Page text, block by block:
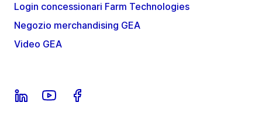
Login concessionari Farm Technologies
Negozio merchandising GEA
Video GEA